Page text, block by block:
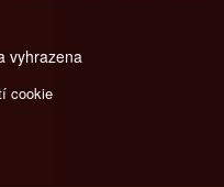
vyhrazena
cookie